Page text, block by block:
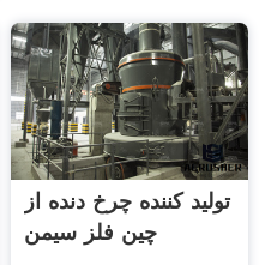
تولید کننده چرخ دنده از
چین فلز سیمن